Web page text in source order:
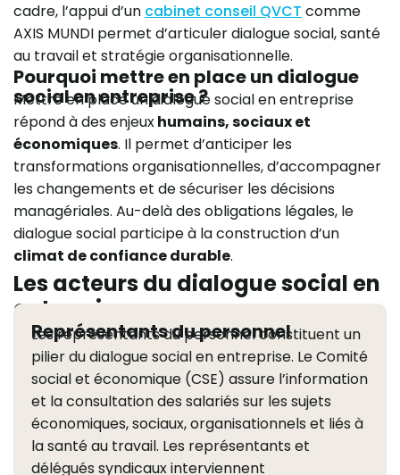
cadre, l’appui d’un cabinet conseil QVCT comme
AXIS MUNDI permet d’articuler dialogue social, santé
au travail et stratégie organisationnelle.
Pourquoi mettre en place un dialogue
social en entreprise ?
Mettre en place un dialogue social en entreprise
répond à des enjeuxhumains, sociaux et
économiques. Il permet d’anticiper les
transformations organisationnelles, d’accompagner
les changements et de sécuriser les décisions
managériales. Au-delà des obligations légales, le
dialogue social participe à la construction d’un
climat de confiance durable.
Les acteurs du dialogue social en
entreprise
Représentants du personnel
Les représentants du personnel constituent un
pilier du dialogue social en entreprise. Le Comité
social et économique (CSE) assure l’information
et la consultation des salariés sur les sujets
économiques, sociaux, organisationnels et liés à
la santé au travail. Les représentants et
délégués syndicaux interviennent